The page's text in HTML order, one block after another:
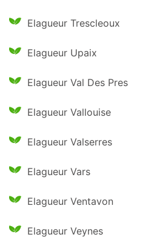
Elagueur Trescleoux
Elagueur Upaix
Elagueur Val Des Pres
Elagueur Vallouise
Elagueur Valserres
Elagueur Vars
Elagueur Ventavon
Elagueur Veynes